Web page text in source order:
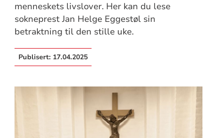
menneskets livslover. Her kan du lese
sokneprest Jan Helge Eggestøl sin
betraktning til den stille uke.
Publisert: 17.04.2025